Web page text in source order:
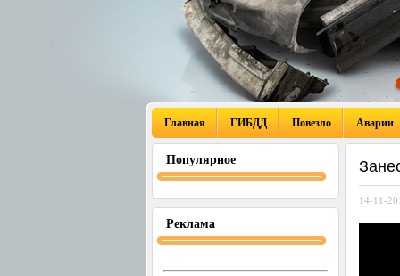
Главная ГИБДД Повезло Аварии
Популярное
Реклама
14-11-